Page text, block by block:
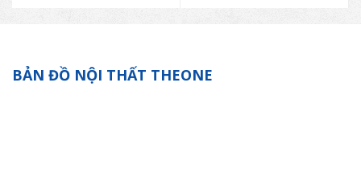
BẢN ĐỒ NỘI THẤT THEONE